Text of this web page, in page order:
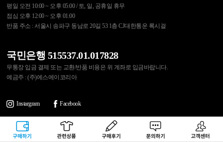
구매하기 관련상품 상품후기 문의하기 고객센터
평일 오전 10:00 ~ 오후 05:00 / 토, 일, 공휴일 휴무
점심 오후 12:00 ~ 오후 01:00
반품 주소 : 서울시 송파구 동남로 20길 53 1층 CJ대한통운 록시걸
국민은행 515537.01.017828
무통장 입금 결제 또는 교환/반품 비용은 위 계좌로 입금바랍니다.
예금주 : (주)에스에이코리아
Instargram Facebook
이용약관 개인정보처리방침 쇼핑몰 이용안내 제휴문의